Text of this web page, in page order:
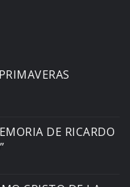
DE RICARDO